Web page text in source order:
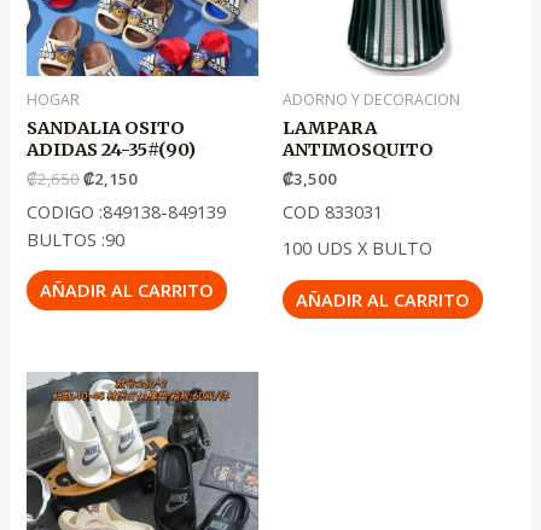
HOGAR
SANDALIA OSITO
ADIDAS 24-35#(90)
₡2,650₡2,150
CODIGO :849138-849139
BULTOS :90
AÑADIR AL CARRITO
ADORNO Y DECORACION
LAMPARA
ANTIMOSQUITO
₡3,500
COD 833031
100 UDS X BULTO
AÑADIR AL CARRITO
El
precio
original
era:
.
₡4,950
El
precio
actual
es:
.
₡3,950